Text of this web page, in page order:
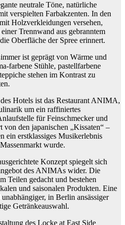
neutrale Töne, natürliche
verspielten Farbakzenten. In den
Holzverkleidungen versehen,
Trennwand aus gebranntem
Oberfläche der Spree erinnert.
ist geprägt von Wärme und
farbene Stühle, pastellfarbene
stehen im Kontrast zu
Hotels ist das Restaurant ANIMA,
um ein raffiniertes
für Feinschmecker und
den japanischen „Kissaten“ –
ein erstklassiges Musikerlebnis
wurde.
Konzept spiegelt sich
des ANIMAs wider. Die
Teilen gedacht und bestehen
und saisonalen Produkten. Eine
in Berlin ansässiger
Getränkeauswahl.
des Locke at East Side